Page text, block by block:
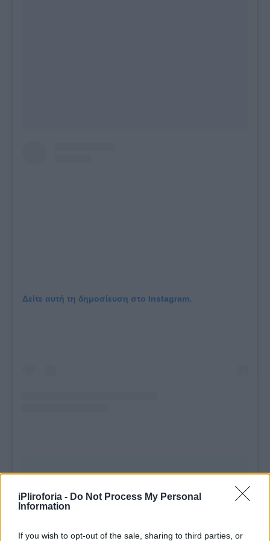
iPliroforia - Do Not Process My Personal
Information
If you wish to opt-out of the sale, sharing to third parties, or
Δείτε αυτή τη δημοσίευση στο Instagram.